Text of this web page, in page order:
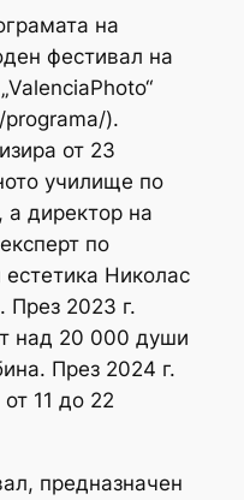
на
фестивал на
).
от 23
училище по
а директор на
по
Николас
През 2023 г.
над 20 000 души
През 2024 г.
11 до 22
предназначен